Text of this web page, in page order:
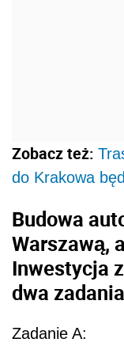
Zobacz też:
do Krakowa
Budowa
Warszawą,
Inwestycja
dwa
Zadanie A: